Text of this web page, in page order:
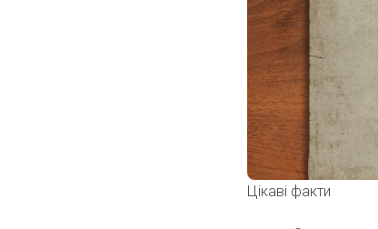
Цікаві факти